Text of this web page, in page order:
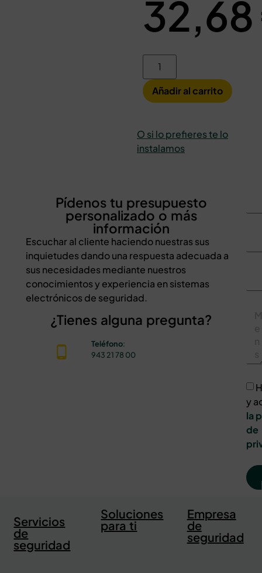
32,68
Añadir al carrito
O si lo prefieres te lo
instalamos
Pídenos tu presupuesto
personalizado o más
información
Escuchar al cliente haciendo nuestras sus
inquietudes dando una respuesta adecuada a
sus necesidades mediante nuestros
conocimientos y experiencia en sistemas
electrónicos de seguridad.
¿Tienes alguna pregunta?
Teléfono:
943 21 78 00
y
la
de
Servicios
de
seguridad
Soluciones
para ti
Empresa
de
seguridad